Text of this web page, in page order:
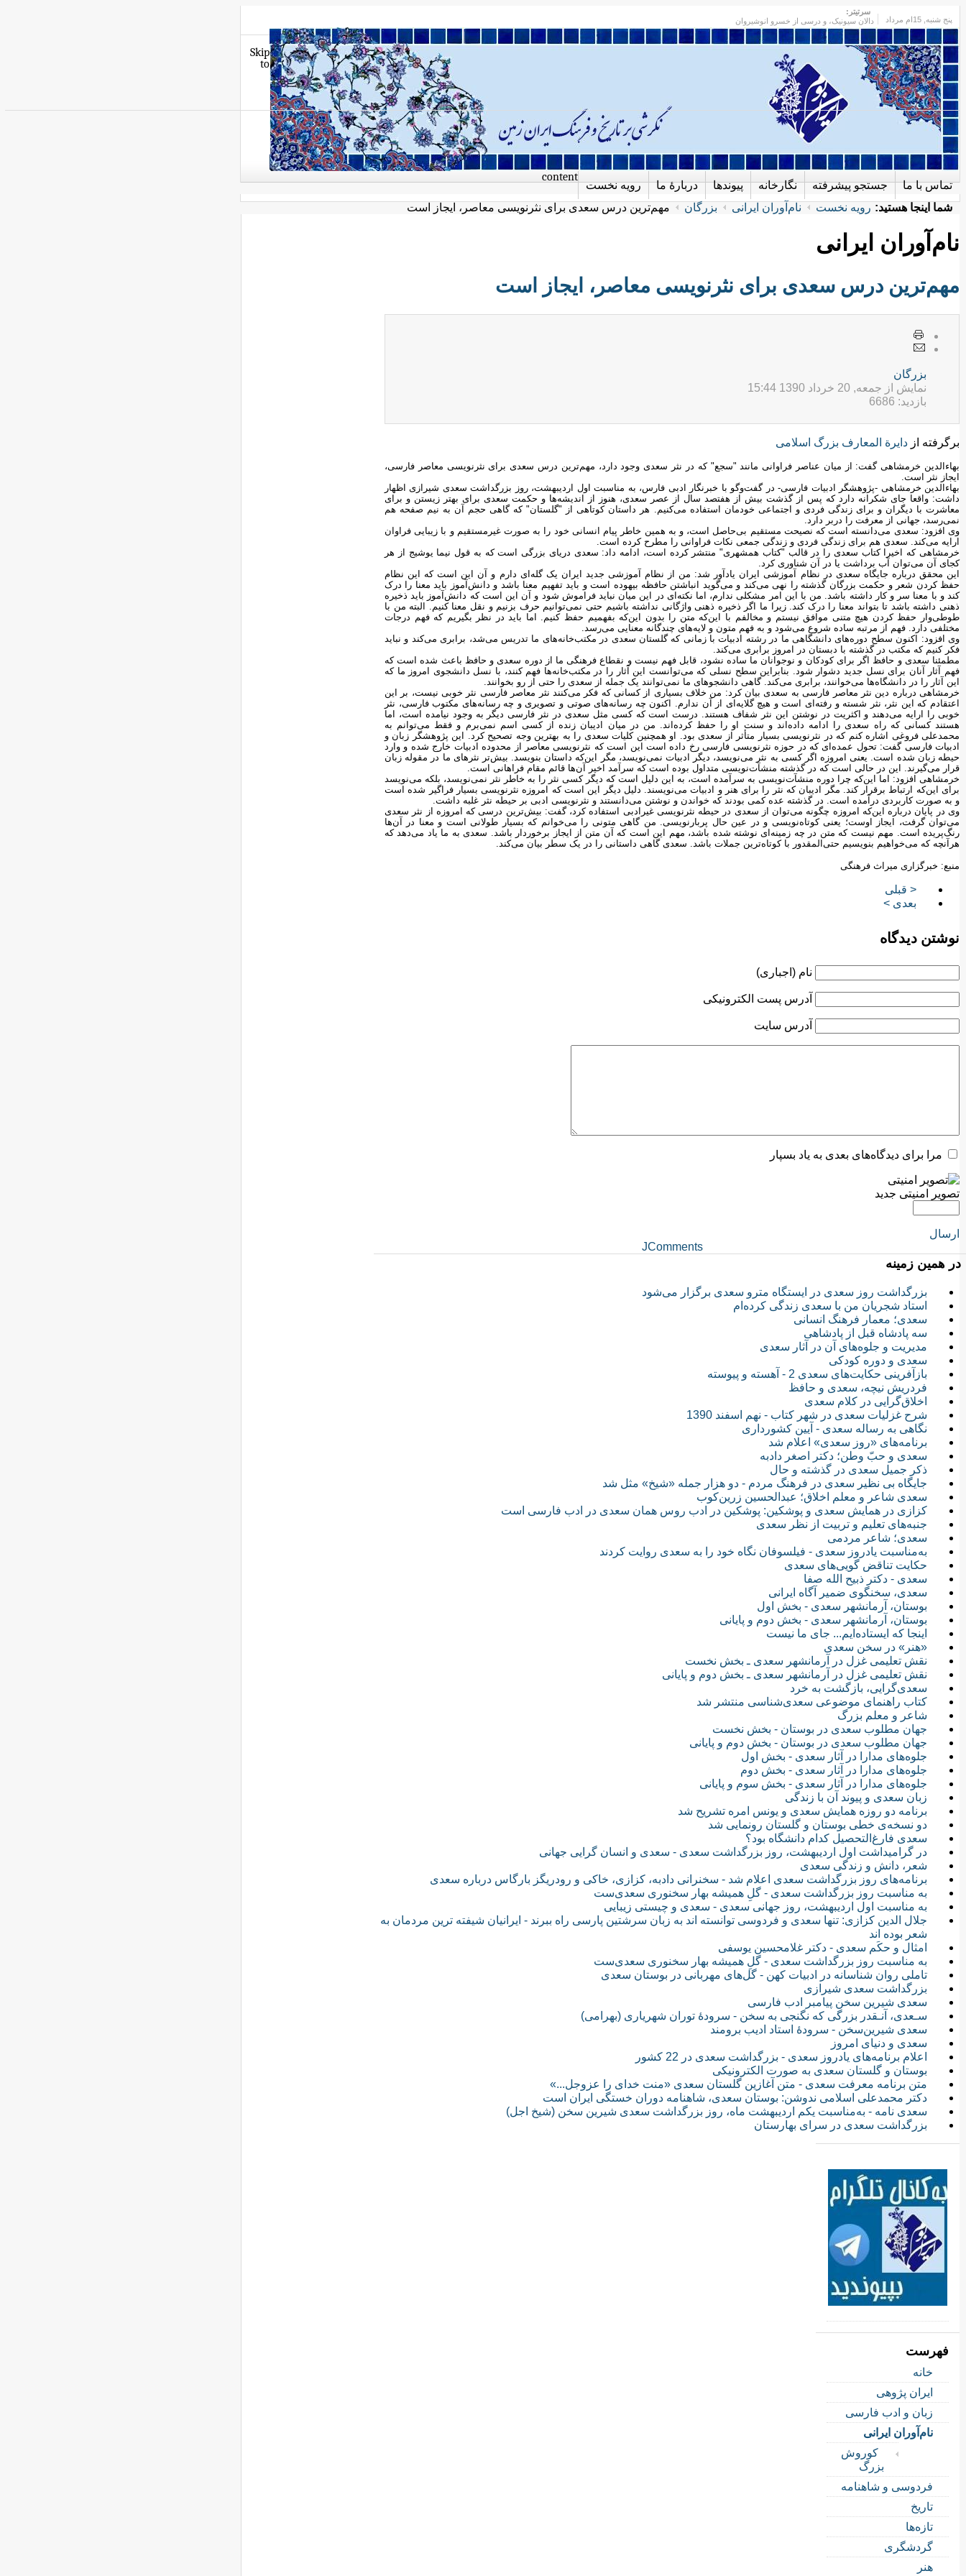
پنج شنبه
سرتیتر:
دالان سیونیک، و درسی از خسرو انوشیروان
رویه نخست دربارهٔ ما پیوندها نگارخانه جستجو پیشرفته تماس با ما
Skip
to
content
شما اینجا هستید: رویه نخست نام‌آوران ایرانی بزرگان مهم‌ترین درس سعدی برای نثرنویسی معاصر، ایجاز است
نام‌آوران ایرانی
مهم‌ترین درس سعدی برای نثرنویسی معاصر، ایجاز است
بزرگان
نمایش از جمعه, 20 خرداد 1390 15:44
بازدید: 6686
برگرفته از دایرة المعارف بزرگ اسلامی
بهاءالدین خرمشاهی گفت: از میان عناصر فراوانی مانند "سجع" که در نثر سعدی وجود دارد، مهم‌ترین درس سعدی برای نثرنویسی معاصر فارسی،
ایجاز نثر است.
بهاءالدین خرمشاهی -پژوهشگر ادبیات فارسی- در گفت‌وگو با خبرنگار ادبی فارس، به مناسبت اول اردیبهشت، روز بزرگداشت سعدی شیرازی اظهار
داشت: واقعا جای شکرانه دارد که پس از گذشت بیش از هفتصد سال از عصر سعدی، هنوز از اندیشه‌ها و حکمت سعدی برای بهتر زیستن و برای
معاشرت با دیگران و برای زندگی فردی و اجتماعی خودمان استفاده می‌کنیم. هر داستان کوتاهی از "گلستان" که گاهی حجم آن به نیم صفحه هم
نمی‌رسد، جهانی از معرفت را دربر دارد.
وی افزود: سعدی می‌دانسته است که نصیحت مستقیم بی‌حاصل است، و به همین خاطر پیام انسانی خود را به صورت غیرمستقیم و با زیبایی فراوان
ارایه می‌کند. سعدی هم برای زندگی فردی و زندگی جمعی نکات فراوانی را مطرح کرده است.
خرمشاهی که اخیرا کتاب سعدی را در قالب "کتاب همشهری" منتشر کرده است، ادامه داد: سعدی دریای بزرگی است که به قول نیما یوشیج از هر
کجای آن می‌توان آب برداشت یا در آن شناوری کرد.
این محقق درباره جایگاه سعدی در نظام آموزشی ایران یادآور شد: من از نظام آموزشی جدید ایران یک گله‌ای دارم و آن این است که این نظام
حفظ کردن شعر و حکمت بزرگان گذشته را نهی می‌کند و می‌گوید انباشتن حافظه بیهوده است و باید تفهیم معنا باشد و دانش‌آموز باید معنا را درک
کند و با معنا سر و کار داشته باشد. من با این امر مشکلی ندارم، اما نکته‌‌ای در این میان نباید فراموش شود و آن این است که دانش‌آموز باید ذخیره
ذهنی داشته باشد تا بتواند معنا را درک کند. زیرا ما اگر ذخیره ذهنی واژگانی‌ نداشته باشیم حتی نمی‌توانیم حرف بزنیم و نقل معنا کنیم. البته من با
طوطی‌وار حفظ کردن هیچ متنی موافق نیستم و مخالفم با این‌که متن را بدون این‌که بفهمیم حفظ کنیم. اما باید در نظر بگیریم که فهم درجات
مختلفی دارد. فهم از مرتبه ساده شروع می‌شود و به فهم متون و لایه‌های چندگانه معنایی می‌رسد.
وی افزود: اکنون سطح دوره‌های دانشگاهی ما در رشته ادبیات با زمانی که گلستان سعدی در مکتب‌خانه‌های ما تدریس می‌شد، برابری می‌کند و نباید
فکر کنیم که مکتب در گذشته با دبستان در امروز برابری می‌کند.
مطمئنا سعدی و حافظ اگر برای کودکان و نوجوانان ما ساده نشود، قابل فهم نیست و نقطاع فرهنگی ما از دوره سعدی و حافظ باعث شده است که
فهم آثار آنان برای نسل جدید دشوار شود. بنابراین سطح نسلی که می‌توانست این آثار را در مکتب‌خانه‌ها فهم کنند، با نسل دانشجوی امروز ما که
این آثار را در دانشگاه‌ها می‌خوانند، برابری می‌کند. گاهی دانشجوهای ما نمی‌توانند یک جمله از سعدی را حتی از رو بخوانند.
خرمشاهی درباره دین نثر معاصر فارسی به سعدی بیان کرد: من خلاف بسیاری از کسانی که فکر می‌کنند نثر معاصر فارسی نثر خوبی نیست، بر این
اعتقادم که این نثر، نثر شسته و رفته‌ای است و هیچ گلایه‌ای از آن ندارم. اکنون چه رسانه‌های صوتی و تصویری و چه رسانه‌های مکتوب فارسی، نثر
خوبی را ارایه می‌دهند و اکثریت در نوشتن این نثر شفاف هستند. درست است که کسی مثل سعدی در نثر فارسی دیگر به وجود نیامده است، اما
هستند کسانی که راه سعدی را ادامه داده‌اند و سنت او را حفظ کرده‌اند. من در میان ادیبان زنده از کسی اسم نمی‌برم و فقط می‌توانم به
محمدعلی فروغی اشاره کنم که در نثرنویسی بسیار متأثر از سعدی بود. او همچنین کلیات سعدی را به بهترین وجه تصحیح کرد. این پژوهشگر زبان و
ادبیات فارسی گفت: تحول عمده‌ای که در حوزه نثرنویسی فارسی رخ داده است این است که نثرنویسی معاصر از محدوده‌ ادبیات خارج شده و وارد
حیطه زبان شده است. یعنی امروزه اگر کسی به نثر می‌نویسد، دیگر ادبیات نمی‌نویسد، مگر این‌که داستان بنویسد. بیش‌تر نثرهای ما در مقوله زبان
قرار می‌گیرند. این در حالی است که در گذشته منشآت‌نویسی متداول بوده است که سرآمد اخیر آن‌ها قائم مقام فراهانی است.
خرمشاهی افزود: اما این‌که چرا دوره منشآت‌نویسی به سرآمده است، به این دلیل است که دیگر کسی نثر را به خاطر نثر نمی‌نویسد، بلکه می‌نویسد
برای این‌که ارتباط برقرار کند. مگر ادیبان که نثر را برای هنر و ادبیات می‌نویسند. دلیل دیگر این است که امروزه نثرنویسی بسیار فراگیر شده است
و به صورت کاربردی درآمده است. در گذشته عده‌ کمی بودند که خواندن و نوشتن می‌دانستند و نثرنویسی ادبی بر حیطه نثر غلبه داشت.
وی در پایان درباره این‌که امروزه چگونه می‌توان از سعدی در حیطه نثرنویسی غیرادبی استفاده کرد، گفت: بیش‌ترین درسی که امروزه از نثر سعدی
می‌توان گرفت، ایجاز اوست؛ یعنی کوتاه‌نویسی و در عین حال پربارنویسی. من گاهی متونی را می‌خوانم که بسیار طولانی است و معنا در آن‌ها
رنگ‌پریده است. مهم نیست که متن در چه زمینه‌ای نوشته شده باشد، مهم این است که آن متن از ایجاز برخوردار باشد. سعدی به ما یاد می‌دهد که
هرآنچه که می‌خواهیم بنویسیم حتی‌المقدور با کوتاه‌ترین جملات باشد. سعدی گاهی داستانی را در یک سطر بیان می‌کند.
منبع: خبرگزاری میراث فرهنگی
< قبلی
بعدی >
نوشتن دیدگاه
نام (اجباری)
آدرس پست الکترونیکی
آدرس سایت
مرا برای دیدگاه‌های بعدی به یاد بسپار
تصویر امنیتی جدید
ارسال
JComments
در همین زمینه
بزرگداشت روز سعدی در ایستگاه مترو سعدی برگزار می‌شود
استاد شجریان من با سعدی زندگی کرده‌ام
سعدی؛ معمار فرهنگ انسانی
سه پادشاه قبل از پادشاهی
مدیریت و جلوه‌های آن در آثار سعدی
سعدی و دوره کودکی
بازآفرینی حکایت‌های سعدی 2 - آهسته و پیوسته
فردریش نیچه، سعدی و حافظ
اخلاق‌گرایی در کلام سعدی
شرح غزلیات سعدی در شهر کتاب - نهم اسفند 1390
نگاهی به رساله سعدی - آیین کشورداری
برنامه‌های «روز سعدی» اعلام شد
سعدی و حبّ وطن؛ دکتر اصغر دادبه
ذکر جمیل سعدی در گذشته و حال
جایگاه بی نظیر سعدی در فرهنگ مردم - دو هزار جمله «شیخ» مثل شد
سعدی‌ شاعر و معلم‌ اخلاق؛ عبدالحسین‌ زرین‌کوب‌
کزازی در همایش سعدی و پوشکین: پوشکین در ادب روس همان سعدی در ادب فارسی است
جنبه‌های تعلیم و تربیت از نظر سعدی
سعدی؛ شاعر مردمی
به‌مناسبت یادروز سعدی - فیلسوفان نگاه خود را به سعدی روایت کردند
حکایت‌ تناقض‌ گویی‌های‌ سعدی‌
سعدی - دکتر ذبیح الله صفا
سعدی، سخنگوی ضمیر آگاه ایرانی
بوستان، آرمانشهر سعدى - بخش اول
بوستان، آرمانشهر سعدى - بخش دوم و پایانی
اینجا که ایستاده‌ایم... جای ما نیست
«هنر» در سخن سعدی
نقش تعلیمی غزل در آرمانشهر سعدی ـ بخش نخست
نقش تعلیمی غزل در آرمانشهر سعدی ـ بخش دوم و پایانی
سعدی‌گرایی، بازگشت به خرد
کتاب راهنمای موضوعی سعدی‌شناسی منتشر شد
شاعر و معلم بزرگ
جهان مطلوب سعدی در بوستان - بخش نخست
جهان مطلوب سعدی در بوستان - بخش دوم و پایانی
جلوه‌های مدارا در آثار سعدی - بخش اول
جلوه‌های مدارا در آثار سعدی - بخش دوم
جلوه‌های مدارا در آثار سعدی - بخش سوم و پایانی
زبان سعدی و پیوند آن با زندگی
برنامه‌ دو روزه‌ همایش سعدی و یونس امره تشریح شد
دو نسخه‌ی خطی بوستان و گلستان رونمایی شد
سعدی فارغ‌التحصیل کدام دانشگاه بود؟
در گرامیداشت اول اردیبهشت، روز بزرگداشت سعدی - سعدی و انسان گرایی جهانی
شعر، دانش و زندگی سعدی
برنامه‌های روز بزرگداشت سعدی اعلام شد - سخنرانی دادبه، کزازی، خاکی و رودریگز بارگاس درباره سعدی
به مناسبت روز بزرگداشت سعدی - گلِ همیشه بهار سخنوری سعدی‌ست
به مناسبت اول اردیبهشت، روز جهانی سعدی - سعدی و چیستی زیبایی
جلال الدین کزازی: تنها سعدی و فردوسی توانسته اند به زبان سرشتین پارسی راه ببرند - ایرانیان شیفته ترین مردمان به
شعر بوده اند
امثال و حكَم سعدی - دکتر غلامحسین یوسفی
به مناسبت روز بزرگداشت سعدی - گلِ همیشه بهار سخنوری سعدی‌ست
تاملی روان شناسانه در ادبیات کهن - گل‌های مهربانی در بوستان سعدی
بزرگداشت سعدی شیرازی
سعدی شیرین سخن پیامبر ادب فارسی
سـعدی، آنـقدر بزرگی که نگنجی به سخن - سرودهٔ توران شهریاری (بهرامی)
سعدی شیرین‌سخن - سرودهٔ استاد ادیب برومند
سعدی و دنیای امروز
اعلام برنامه‌های یادروز سعدی - بزرگداشت سعدی در 22 کشور
بوستان و گلستان سعدی به صورت الکترونیکی
متن برنامه معرفت سعدی - متن آغازین گلستان سعدی «منت خدای را عزوجل...»
دکتر محمدعلی اسلامی ندوشن: بوستان سعدی، شاهنامه دوران خستگی ایران است
سعدی نامه - به‌مناسبت یکم اردیبهشت ماه، روز بزرگداشت سعدی شیرین سخن (شیخ اجل)
بزرگداشت سعدی در سرای بهارستان
فهرست
خانه
ایران پژوهی
زبان و ادب فارسی
نام‌آوران ایرانی
کوروش
بزرگ
فردوسی و شاهنامه
تاریخ
تازه‌ها
گردشگری
هنر